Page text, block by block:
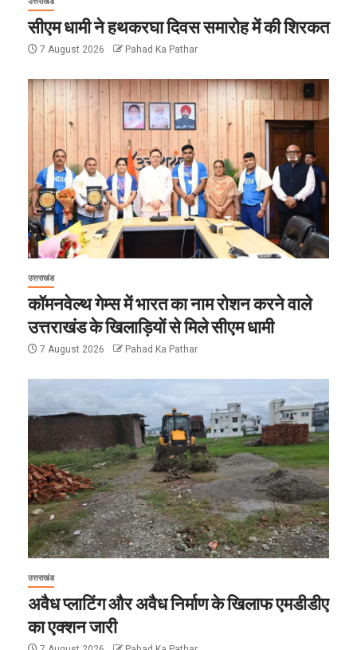
सीएम धामी ने हथकरघा दिवस समारोह में की शिरकत
7 August 2026 Pahad Ka Pathar
उत्तराखंड
कॉमनवेल्थ गेम्स में भारत का नाम रोशन करने वाले
उत्तराखंड के खिलाड़ियों से मिले सीएम धामी
7 August 2026 Pahad Ka Pathar
उत्तराखंड
अवैध प्लाटिंग और अवैध निर्माण के खिलाफ एमडीडीए
का एक्शन जारी